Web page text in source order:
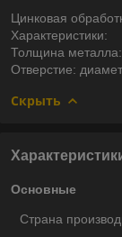
Цинковая
Характеристики:
Толщина металла:
Отверстие:
Скрыть
Основные
Страна